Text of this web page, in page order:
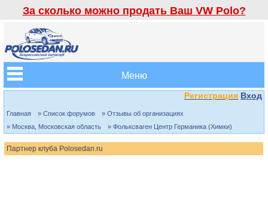
За сколько можно продать Ваш VW Polo?
Меню
Регистрация Вход
Главная » Список форумов
» Отзывы об организациях
» Москва, Московская область
» Фольксваген Центр Германика (Химки)
Партнер клуба Polosedan.ru